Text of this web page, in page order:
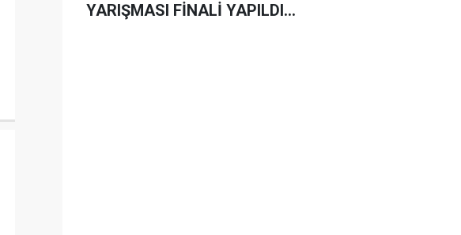
YARIŞMASI FİNALİ YAPILDI…